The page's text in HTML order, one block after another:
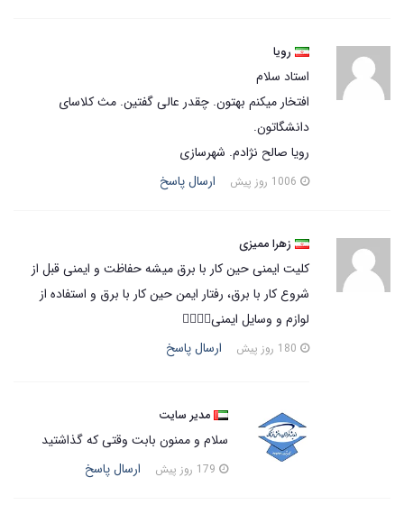
رویا
استاد سلام
افتخار میکنم بهتون. چقدر عالی گفتین. مث کلاسای
دانشگاتون.
رویا صالح نژادم. شهرسازی
ارسال پاسخ
زهرا ممیزی
کلیت ایمنی حین کار با برق میشه حفاظت و ایمنی قبل از
شروع کار با برق، رفتار ایمن حین کار با برق و استفاده از
لوازم و وسایل ایمنی👌🏼👌🏼
ارسال پاسخ
مدیر سایت
سلام و ممنون بابت وقتی که گذاشتید
ارسال پاسخ